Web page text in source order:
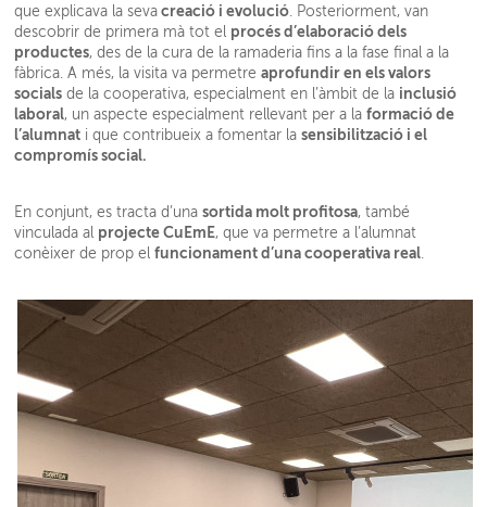
que explicava la seva creació i evolució . Posteriorment, van
descobrir de primera mà tot el procés d’elaboració dels
productes, des de la cura de la ramaderia fins a la fase final a la
fàbrica. A més, la visita va permetreaprofundir en els valors
socials de la cooperativa, especialment en l’àmbit de la inclusió
laboral, un aspecte especialment rellevant per a laformació de
l’alumnat i que contribueix a fomentar lasensibilització i el
compromís social.
En conjunt, es tracta d’unasortida molt profitosa, també
vinculada al projecte CuEmE, que va permetre a l’alumnat
conèixer de prop elfuncionament d’una cooperativa real